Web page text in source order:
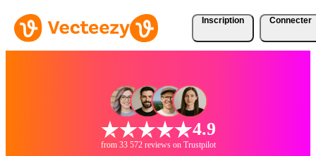
Inscription Connecter
4.9
from 33 572 reviews on Trustpilot